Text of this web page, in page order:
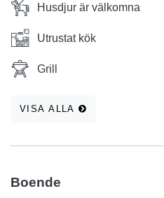
Husdjur är välkomna
Utrustat kök
Grill
VISA ALLA
Boende